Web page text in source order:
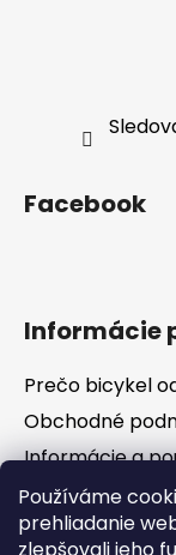
Používáme
prehliadanie
Facebook
Informácie
Prečo bicykel
Obchodné
Informácie a
Vrátenie
Ochrana